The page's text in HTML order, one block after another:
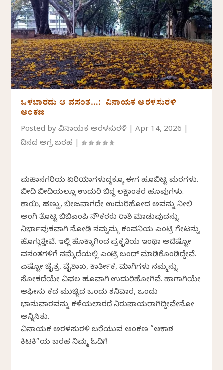
ಒಳಬಾರದು ಆ ವಸಂತ…: ವಿನಾಯಕ ಅರಳಸುರಳಿ
ಅಂಕಣ
Posted byವಿನಾಯಕ ಅರಳಸುರಳಿ |Apr 14, 2026
ದಿನದ ಅಗ್ರ ಬರಹ |
ಮಹಾನಗರಿಯ ಏರಿಯಾಗಳುದ್ದಕ್ಕೂ ಈಗ ಹೂಬಿಟ್ಟ ಮರಗಳು.
ಬೀದಿ ಬೀದಿಯಲ್ಲೂ ಉದುರಿ ಬಿದ್ದ ಲಕ್ಷಾಂತರ ಹೂವುಗಳು.
ಕಾಯಿ, ಹಣ್ಣು, ಬೀಜವಾಗದೇ ಉದುರಿಹೋದ ಅವನ್ನು ನೀಲಿ
ಅಂಗಿ ತೊಟ್ಟ ಬಿಬಿಎಂಪಿ ನೌಕರರು ರಾಶಿ ಮಾಡುವುದನ್ನು
ನಿರ್ಭಾವುಕವಾಗಿ ನೋಡಿ ನಮ್ನಮ್ಮ ಕಂಪನಿಯ ಎಂಟ್ರಿ ಗೇಟನ್ನು
ಹೊಗ್ಗುತ್ತೇವೆ.‌ ಇಲ್ಲಿ ಹೊಕ್ಕಾಗಿಂದ ಪ್ರಕೃತಿಯ ಇಂಥಾ ಅದೆಷ್ಟೋ
ವಸಂತಗಳಿಗೆ ನಮ್ಮೆದೆಯಲ್ಲಿ ಎಂಟ್ರಿ ಬಂದ್ ಮಾಡಿಕೊಂಡಿದ್ದೇವೆ.
ಎಷ್ಟೋ ಚೈತ್ರ, ವೈಶಾಖ, ಕಾರ್ತೀಕ, ಮಾಗಿಗಳು ನಮ್ಮನ್ನು
ಸೋಕದೆಯೇ ವಿಫಲ ಹೂವಾಗಿ ಉದುರಿಹೋಗಿವೆ. ಹಾಗಾಗಿಯೇ
ಆಫೀಸು ಕದ ಮುಚ್ಚಿದ ಒಂದು ಶನಿವಾರ, ಒಂದು
ಭಾನುವಾರವನ್ನು ಕಳೆಯಲಾರದೆ ನಿರುಪಾಯರಾಗಿದ್ದೀವೇನೋ
ಅನ್ನಿಸಿತು.
ವಿನಾಯಕ ಅರಳಸುರಳಿ ಬರೆಯುವ ಅಂಕಣ “ಆಕಾಶ
ಕಿಟಕಿ”ಯ ಬರಹ ನಿಮ್ಮ ಓದಿಗೆ